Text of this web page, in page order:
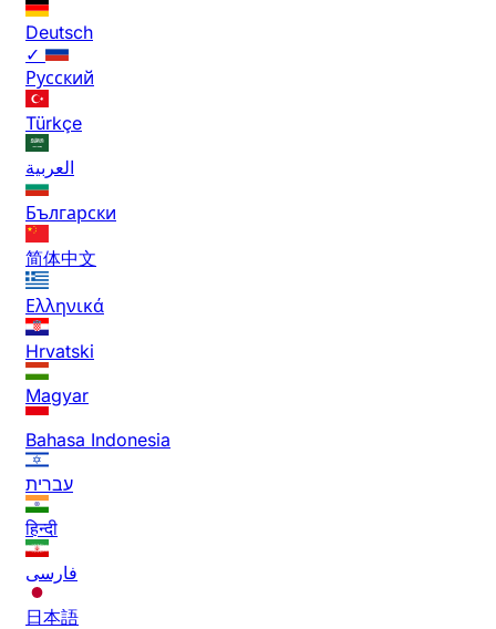
Deutsch
✓
Русский
Türkçe
العربية
Български
简体中文
Ελληνικά
Hrvatski
Magyar
Bahasa Indonesia
עברית
हिन्दी
فارسی
日本語